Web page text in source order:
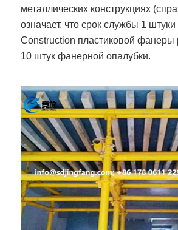
металлических конструкциях
означает, что срок службы 1
Construction пластиковой фанеры
10 штук фанерной опалубки.